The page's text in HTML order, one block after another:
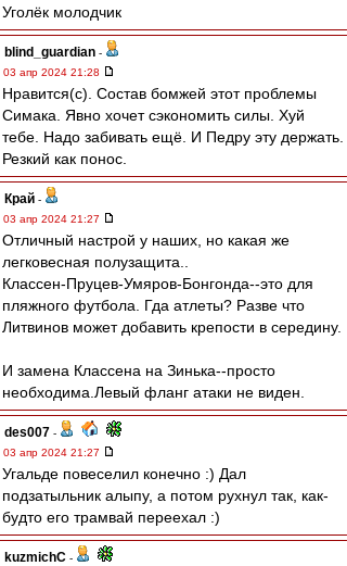
Уголёк молодчик
blind_guardian -
03 апр 2024 21:28
Нравится(с). Состав бомжей этот проблемы
Симака. Явно хочет сэкономить силы. Хуй
тебе. Надо забивать ещё. И Педру эту держать.
Резкий как понос.
Край -
03 апр 2024 21:27
Отличный настрой у наших, но какая же
легковесная полузащита..
Классен-Пруцев-Умяров-Бонгонда--это для
пляжного футбола. Гда атлеты? Разве что
Литвинов может добавить крепости в середину.
И замена Классена на Зинька--просто
необходима.Левый фланг атаки не виден.
des007 -
03 апр 2024 21:27
Угальде повеселил конечно :) Дал
подзатыльник алыпу, а потом рухнул так, как-
будто его трамвай переехал :)
kuzmichC -